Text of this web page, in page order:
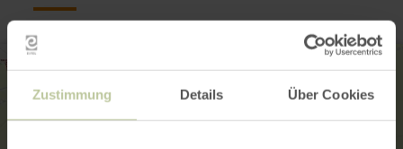
Zustimmung Details Über Cookies